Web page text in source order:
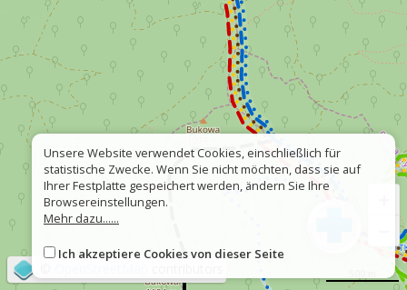
Unsere Website verwendet Cookies, einschließlich für
statistische Zwecke. Wenn Sie nicht möchten, dass sie auf
Ihrer Festplatte gespeichert werden, ändern Sie Ihre
Browsereinstellungen.
Mehr dazu......
Ich akzeptiere Cookies von dieser Seite